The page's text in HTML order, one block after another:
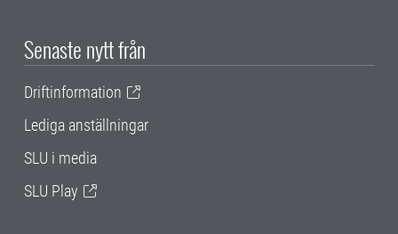
Senaste nytt från
Driftinformation
Lediga anställningar
SLU i media
SLU Play